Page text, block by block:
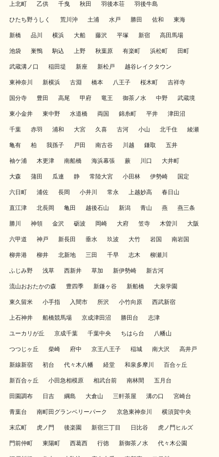
上北町 乙供 千曳 秋田 羽後本荘 羽後牛島
ひたち野うしく 荒川沖 土浦 水戸 勝田 佐和 東海
新橋 品川 横浜 大船 藤沢 平塚 新宿 高田馬場
池袋 巣鴨 駒込 上野 秋葉原 有楽町 浜松町 田町
武蔵溝ノ口 稲田堤 新座 新松戸 越谷レイクタウン
東神奈川 新横浜 古淵 橋本 八王子 桜木町 吉祥寺
国分寺 豊田 高尾 甲府 竜王 御茶ノ水 中野 武蔵境
東小金井 東中野 水道橋 両国 錦糸町 平井 津田沼
千葉 赤羽 浦和 大宮 久喜 古河 小山 北千住 綾瀬
亀有 柏 我孫子 戸田 南古谷 川越 鎌取 五井
袖ケ浦 木更津 南船橋 海浜幕張 蕨 川口 大井町
大森 蒲田 瓜連 静 常陸大宮 小田林 伊勢崎 国定
六日町 浦佐 長岡 小井川 常永 上越妙高 春日山
直江津 北長岡 亀田 越後石山 新潟 青山 燕 燕三条
勝川 神領 金沢 砺波 岡崎 大府 笠寺 木曽川 大阪
六甲道 神戸 新長田 垂水 玖波 大竹 岩国 南岩国
柳井港 柳井 北新地 三田 千早 志木 柳瀬川
ふじみ野 浅草 西新井 草加 新伊勢崎 新古河
流山おおたかの森 豊四季 新鎌ヶ谷 新船橋 大泉学園
東久留米 小手指 入間市 所沢 小竹向原 西武新宿
上石神井 船橋競馬場 京成津田沼 勝田台 志津
ユーカリが丘 京成千葉 千葉中央 ちはら台 八幡山
つつじヶ丘 柴崎 府中 京王八王子 稲城 南大沢 高井戸
新線新宿 初台 代々木八幡 経堂 和泉多摩川 百合ヶ丘
新百合ヶ丘 小田急相模原 相武台前 南林間 五月台
田園調布 日吉 綱島 大倉山 三軒茶屋 溝の口 宮崎台
青葉台 南町田グランベリーパーク 京急東神奈川 横須賀中央
末広町 虎ノ門 後楽園 新宿三丁目 日比谷 虎ノ門ヒルズ
門前仲町 東陽町 西葛西 行徳 新御茶ノ水 代々木公園